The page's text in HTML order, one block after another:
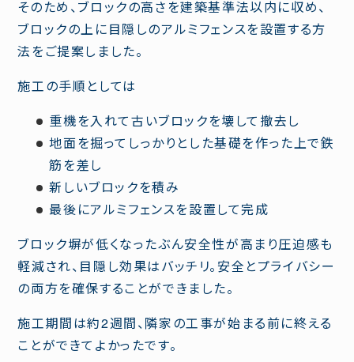
そのため、ブロックの高さを建築基準法以内に収め、
ブロックの上に目隠しのアルミフェンスを設置する方
法をご提案しました。
施工の手順としては
重機を入れて古いブロックを壊して撤去し
地面を掘ってしっかりとした基礎を作った上で鉄
筋を差し
新しいブロックを積み
最後にアルミフェンスを設置して完成
ブロック塀が低くなったぶん安全性が高まり圧迫感も
軽減され、目隠し効果はバッチリ。安全とプライバシー
の両方を確保することができました。
施工期間は約2週間、隣家の工事が始まる前に終える
ことができてよかったです。